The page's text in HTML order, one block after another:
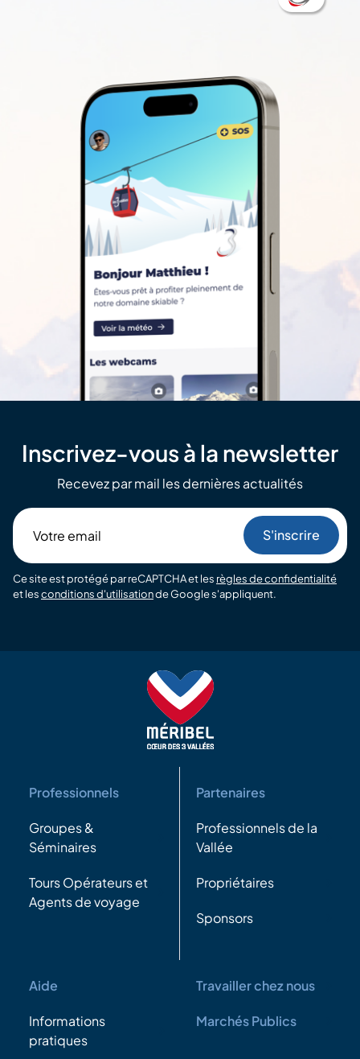
Inscrivez-vous à la newsletter
Recevez par mail les dernières actualités
email
Ce site est protégé par reCAPTCHA et les règles de confidentialité
et lesconditions d'utilisationde Google s'appliquent.
Professionnels
Groupes &
Séminaires
Tours Opérateurs et
Agents de voyage
Partenaires
Professionnels de la
Vallée
Propriétaires
Sponsors
Aide
Informations
pratiques
Travailler chez nous
Marchés Publics